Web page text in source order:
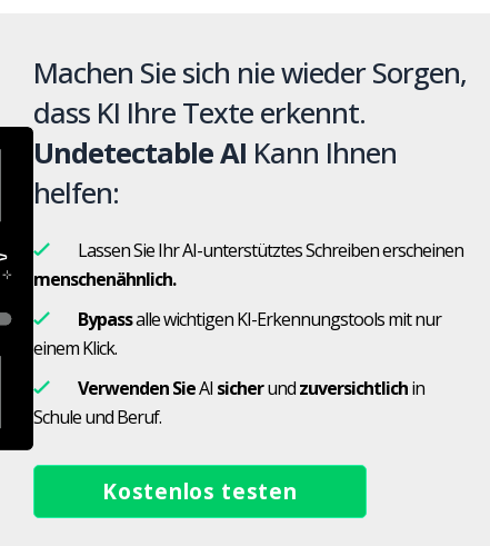
Machen Sie sich nie wieder Sorgen,
dass KI Ihre Texte erkennt.
Undetectable AI Kann Ihnen
helfen:
Lassen Sie Ihr AI-unterstütztes Schreiben erscheinen
menschenähnlich.
Bypassalle wichtigen KI-Erkennungstools mit nur
einem Klick.
Verwenden SieAI sicherundzuversichtlichin
Schule und Beruf.
Kostenlos testen